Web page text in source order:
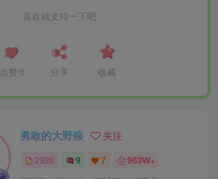
喜欢就支持一下吧
点赞 0 分享 收藏
勇敢的大野狼 关注
2320 9 7 963W+